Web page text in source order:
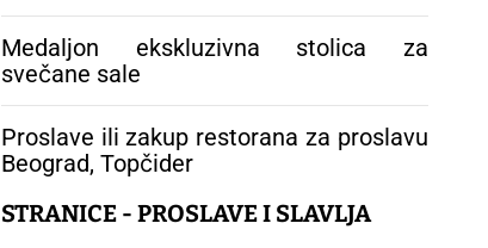
Medaljon ekskluzivna stolica za
svečane sale
Proslave ili zakup restorana za proslavu
Beograd, Topčider
STRANICE - PROSLAVE I SLAVLJA